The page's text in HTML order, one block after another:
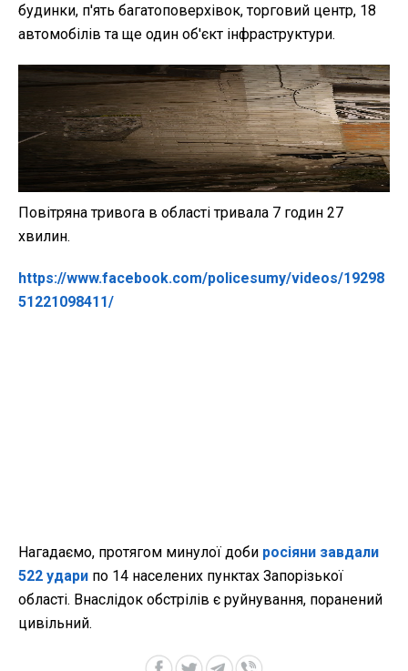
будинки, п'ять багатоповерхівок, торговий центр, 18
автомобілів та ще один об'єкт інфраструктури.
Повітряна тривога в області тривала 7 годин 27
хвилин.
https://www.facebook.com/policesumy/videos/19298
51221098411/
Нагадаємо, протягом минулої доби росіяни завдали
522 удари по 14 населених пунктах Запорізької
області. Внаслідок обстрілів є руйнування, поранений
цивільний.